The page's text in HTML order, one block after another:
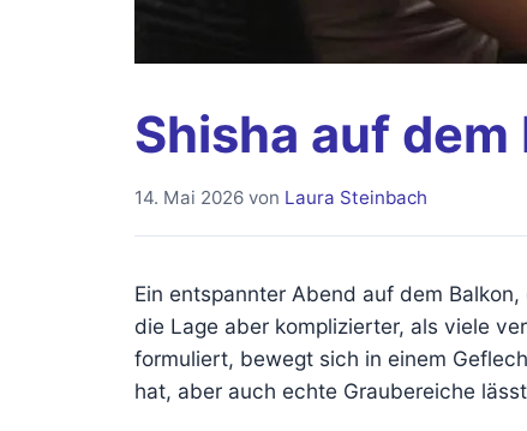
Shisha auf
14. Mai 2026 von Laura Steinbach
Ein entspannter Abend auf dem
die Lage aber komplizierter, als viele
formuliert, bewegt sich in einem
hat, aber auch echte Graubereiche